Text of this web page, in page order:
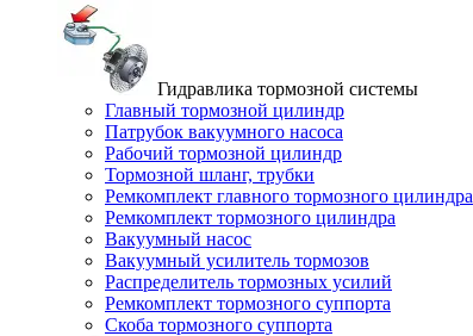
Гидравлика тормозной системы
Главный тормозной цилиндр
Патрубок вакуумного насоса
Рабочий тормозной цилиндр
Тормозной шланг, трубки
Ремкомплект главного тормозного цилиндра
Ремкомплект тормозного цилиндра
Вакуумный насос
Вакуумный усилитель тормозов
Распределитель тормозных усилий
Ремкомплект тормозного суппорта
Скоба тормозного суппорта